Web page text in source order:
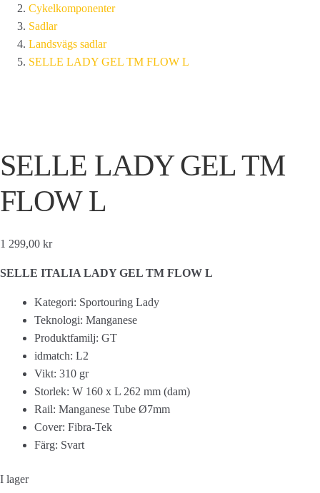
Cykelkomponenter
Sadlar
Landsvägs sadlar
SELLE LADY GEL TM FLOW L
SELLE LADY GEL TM
FLOW L
1 299,00 kr
SELLE ITALIA LADY GEL TM FLOW L
Kategori: Sportouring Lady
Teknologi: Manganese
Produktfamilj: GT
idmatch: L2
Vikt: 310 gr
Storlek: W 160 x L 262 mm (dam)
Rail: Manganese Tube Ø7mm
Cover: Fibra-Tek
Färg: Svart
I lager